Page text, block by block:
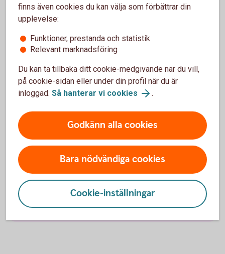
Lyckoslanten
Veckopengsskolan
Om Lyckoslanten
Spara och slösa
finns även cookies du kan välja som förbättrar din
upplevelse:
Funktioner, prestanda och statistik
Relevant marknadsföring
Du kan ta tillbaka ditt cookie-medgivande när du vill,
på cookie-sidan eller under din profil när du är
inloggad. Så hanterar vi cookies .
Godkänn alla cookies
Bara nödvändiga cookies
Cookie-inställningar